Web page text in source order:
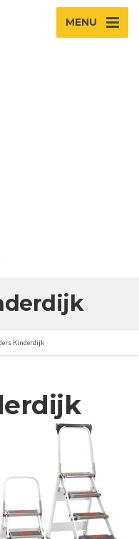
MENU
Kinderdijk